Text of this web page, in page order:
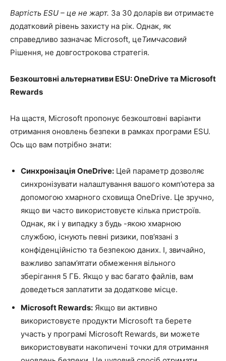
Вартість ESU – це не жарт. За 30 доларів ви отримаєте
додатковий рівень захисту на рік. Однак, як
справедливо зазначає Microsoft, цеТимчасовий
Рішення, не довгострокова стратегія.
Безкоштовні альтернативи ESU: OneDrive та Microsoft
Rewards
На щастя, Microsoft пропонує безкоштовні варіанти
отримання оновлень безпеки в рамках програми ESU.
Ось що вам потрібно знати:
Синхронізація OneDrive: Цей параметр дозволяє
синхронізувати налаштування вашого комп’ютера за
допомогою хмарного сховища OneDrive. Це зручно,
якщо ви часто використовуєте кілька пристроїв.
Однак, як і у випадку з будь -якою хмарною
службою, існують певні ризики, пов’язані з
конфіденційністю та безпекою даних. І, звичайно,
важливо запам’ятати обмеження вільного
зберігання 5 ГБ. Якщо у вас багато файлів, вам
доведеться заплатити за додаткове місце.
Microsoft Rewards: Якщо ви активно
використовуєте продукти Microsoft та берете
участь у програмі Microsoft Rewards, ви можете
використовувати накопичені точки для отримання